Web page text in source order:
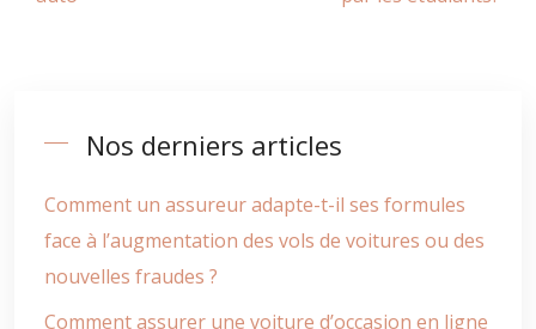
Nos derniers articles
Comment un assureur adapte-t-il ses formules
face à l’augmentation des vols de voitures ou des
nouvelles fraudes ?
Comment assurer une voiture d’occasion en ligne